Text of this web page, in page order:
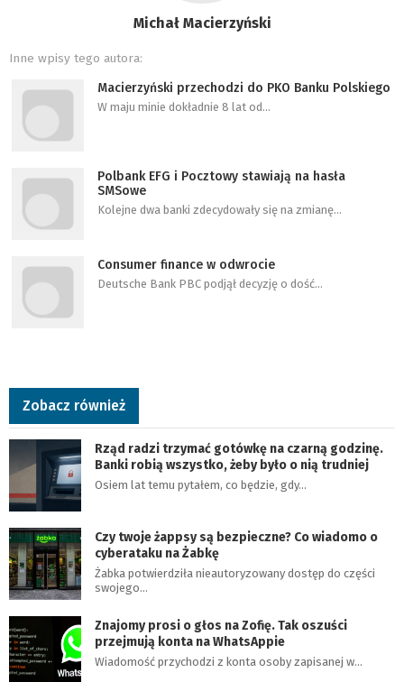
Michał Macierzyński
Inne wpisy tego autora:
Macierzyński przechodzi do PKO Banku Polskiego
W maju minie dokładnie 8 lat od…
Polbank EFG i Pocztowy stawiają na hasła
SMSowe
Kolejne dwa banki zdecydowały się na zmianę…
Consumer finance w odwrocie
Deutsche Bank PBC podjął decyzję o dość…
Zobacz również
Rząd radzi trzymać gotówkę na czarną godzinę.
Banki robią wszystko, żeby było o nią trudniej
Osiem lat temu pytałem, co będzie, gdy…
Czy twoje żappsy są bezpieczne? Co wiadomo o
cyberataku na Żabkę
Żabka potwierdziła nieautoryzowany dostęp do części
swojego…
Znajomy prosi o głos na Zofię. Tak oszuści
przejmują konta na WhatsAppie
Wiadomość przychodzi z konta osoby zapisanej w…